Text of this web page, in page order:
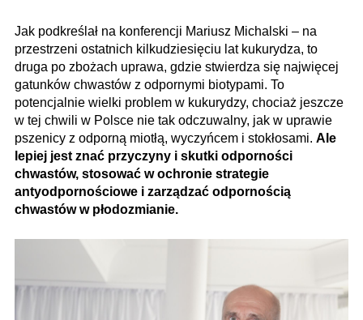
Jak podkreślał na konferencji Mariusz Michalski – na
przestrzeni ostatnich kilkudziesięciu lat kukurydza, to
druga po zbożach uprawa, gdzie stwierdza się najwięcej
gatunków chwastów z odpornymi biotypami. To
potencjalnie wielki problem w kukurydzy, chociaż jeszcze
w tej chwili w Polsce nie tak odczuwalny, jak w uprawie
pszenicy z odporną miotłą, wyczyńcem i stokłosami. Ale
lepiej jest znać przyczyny i skutki odporności
chwastów, stosować w ochronie strategie
antyodpornościowe i zarządzać odpornością
chwastów w płodozmianie.